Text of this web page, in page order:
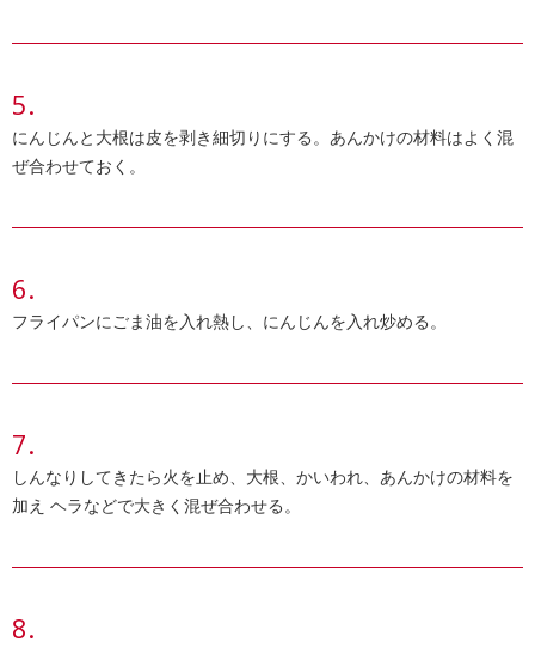
にんじんと大根は皮を剥き細切りにする。あんかけの材料はよく混
ぜ合わせておく。
フライパンにごま油を入れ熱し、にんじんを入れ炒める。
しんなりしてきたら火を止め、大根、かいわれ、あんかけの材料を
加え ヘラなどで大きく混ぜ合わせる。